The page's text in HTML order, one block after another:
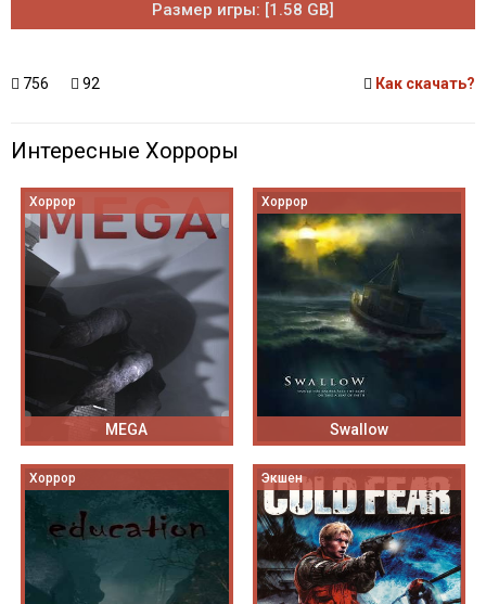
Размер игры: [1.58 GB]
756 92 Как скачать?
Интересные Хорроры
Хоррор
MEGA
Хоррор
Swallow
Хоррор Экшен